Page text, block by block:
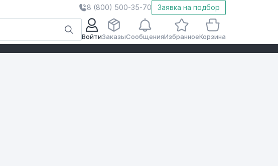
8 (800) 500-35-70 Заявка на подбор
ВойтиЗаказыСообщенияИзбранноеКорзина